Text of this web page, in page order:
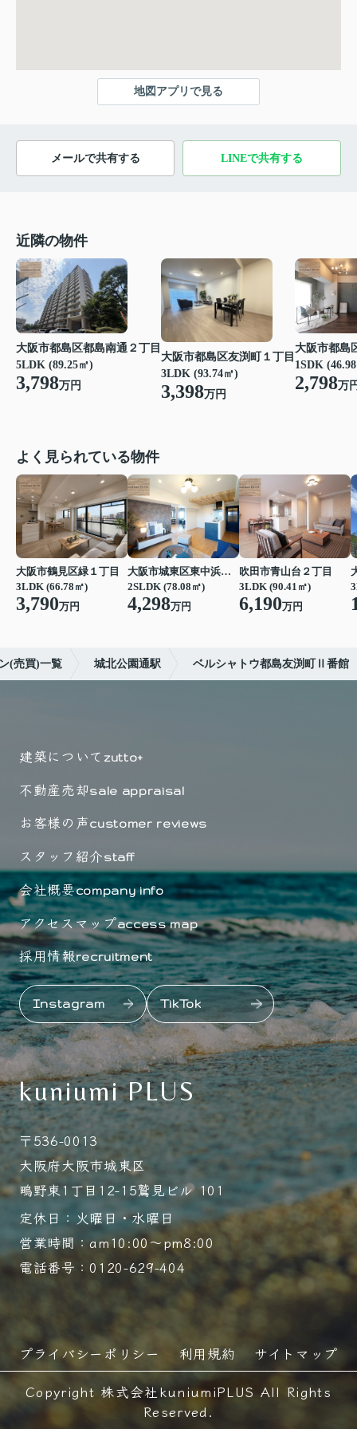
地図アプリで見る
メールで共有する LINEで共有する
近隣の物件
大阪市都島区都島南通２丁目
5LDK (89.25㎡)
3,798万円
大阪市都島区友渕町１丁目
3LDK (93.74㎡)
3,398万円
大阪市都島
1SDK
2,798万
よく見られている物件
大阪市鶴見区緑１丁目
3LDK (66.78㎡)
3,790万円
大阪市城東区東中浜６丁目
2SLDK (78.08㎡)
4,298万円
吹田市青山台２丁目
3LDK (90.41㎡)
6,190万円
(売買)一覧 城北公園通駅 ベルシャトウ都島友渕町Ⅱ番館
建築について zutto+
不動産売却sale appraisal
お客様の声customer reviews
スタッフ紹介staff
会社概要company info
アクセスマップaccess map
採用情報recruitment
Instagram TikTok
kuniumi PLUS
〒536-0013
大阪府大阪市城東区
鴫野東1丁目12-15鷲見ビル 101
定休日：火曜日・水曜日
営業時間：am10:00～pm8:00
電話番号：0120-629-404
プライバシーポリシー 利用規約
サイトマップ
Copyright 株式会社kuniumiPLUS All Rights
Reserved.